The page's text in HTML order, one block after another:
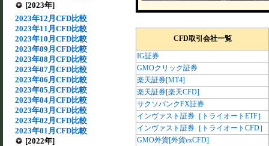
[2023年]
2023年12月CFD比較
2023年11月CFD比較
2023年10月CFD比較
2023年09月CFD比較
2023年08月CFD比較
2023年07月CFD比較
2023年06月CFD比較
2023年05月CFD比較
2023年04月CFD比較
2023年03月CFD比較
2023年02月CFD比較
2023年01月CFD比較
[2022年]
CFD取引会社一覧
IG証券
GMOクリック証券
楽天証券[MT4]
楽天証券[楽天CFD]
サクソバンクFX証券
インヴァスト証券［トライオートETF］
インヴァスト証券［トライオートCFD］
GMO外貨[外貨exCFD]